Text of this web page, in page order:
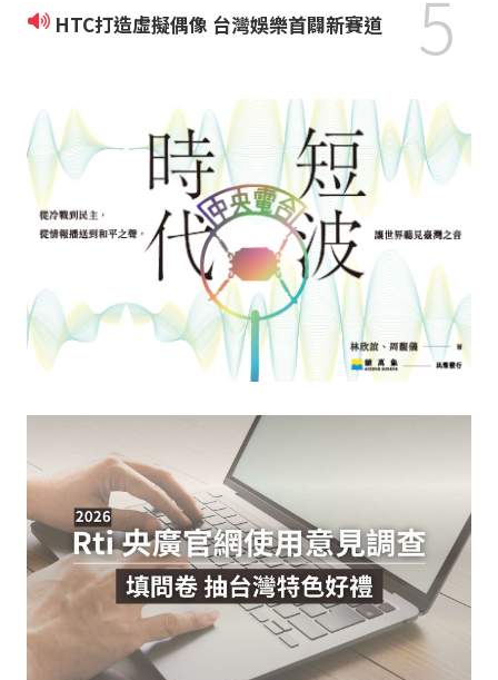
HTC打造虛擬偶像 台灣娛樂首闢新賽道 5